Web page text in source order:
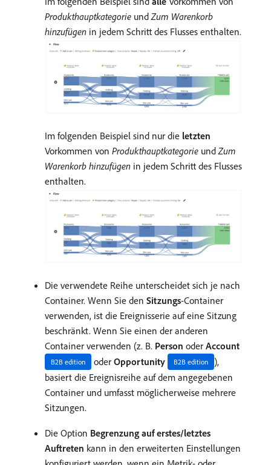
Produkthauptkategorie undZum Warenkorb
hinzufügen in jedem Schritt des Flusses enthalten.
Im folgenden Beispiel sind nur die letzten
Vorkommen von Produkthauptkategorie und Zum
Warenkorb hinzufügen in jedem Schritt des Flusses
enthalten.
Die verwendete Reihe unterscheidet sich je nach
Container. Wenn Sie den Sitzungs-Container
verwenden, ist die Ereignisserie auf eine Sitzung
beschränkt. Wenn Sie einen der anderen
Container verwenden (z. B. Person oder Account
B2B edition oder Opportunity B2B edition
),
basiert die Ereignisreihe auf dem angegebenen
Container und umfasst möglicherweise mehrere
Sitzungen.
Die Option Begrenzung auf erstes/letztes
Auftreten kann in den erweiterten Einstellungen